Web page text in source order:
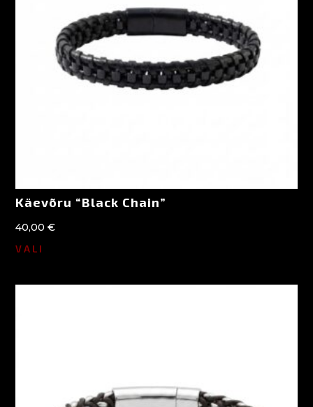
Käevõru “Black Chain”
40,00€
VALI